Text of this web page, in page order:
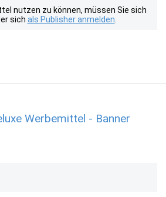
nutzen zu können, müssen Sie sich
sich als Publisher anmelden
Werbemittel - Banner